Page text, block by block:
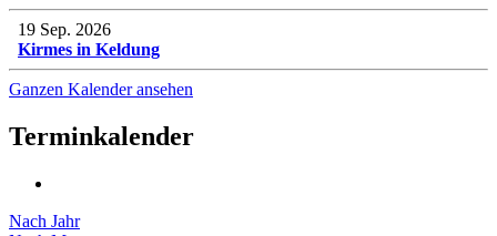
19 Sep. 2026
Kirmes in Keldung
Ganzen Kalender ansehen
Terminkalender
Nach Jahr